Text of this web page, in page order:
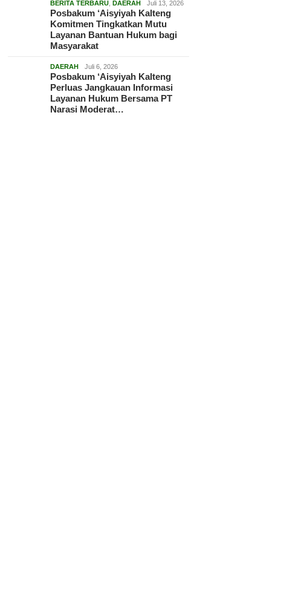
BERITA TERBARU ,DAERAH Juli 13, 2026
Posbakum ‘Aisyiyah Kalteng
Komitmen Tingkatkan Mutu
Layanan Bantuan Hukum bagi
Masyarakat
DAERAH Juli 6, 2026
Posbakum ‘Aisyiyah Kalteng
Perluas Jangkauan Informasi
Layanan Hukum Bersama PT
Narasi Moderat…